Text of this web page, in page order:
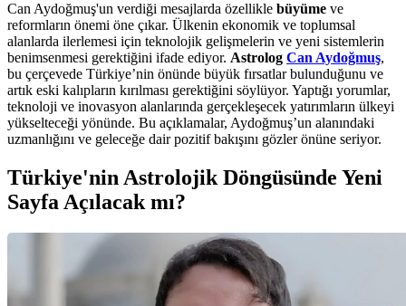
Can Aydoğmuş'un verdiği mesajlarda özellikle büyüme ve
reformların önemi öne çıkar. Ülkenin ekonomik ve toplumsal
alanlarda ilerlemesi için teknolojik gelişmelerin ve yeni sistemlerin
benimsenmesi gerektiğini ifade ediyor. Astrolog Can Aydoğmuş,
bu çerçevede Türkiye’nin önünde büyük fırsatlar bulunduğunu ve
artık eski kalıpların kırılması gerektiğini söylüyor. Yaptığı yorumlar,
teknoloji ve inovasyon alanlarında gerçekleşecek yatırımların ülkeyi
yükselteceği yönünde. Bu açıklamalar, Aydoğmuş’un alanındaki
uzmanlığını ve geleceğe dair pozitif bakışını gözler önüne seriyor.
Türkiye'nin Astrolojik Döngüsünde Yeni
Sayfa Açılacak mı?